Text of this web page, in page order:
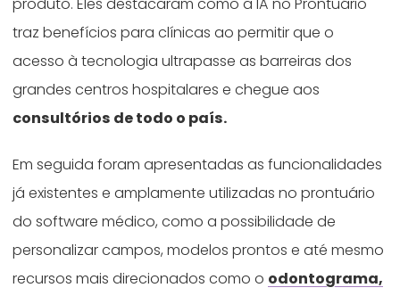
produto. Eles destacaram como a IA no Prontuário
traz benefícios para clínicas ao permitir que o
acesso à tecnologia ultrapasse as barreiras dos
grandes centros hospitalares e chegue aos
consultórios de todo o país.
Em seguida foram apresentadas as funcionalidades
já existentes e amplamente utilizadas no prontuário
do software médico, como a possibilidade de
personalizar campos, modelos prontos e até mesmo
recursos mais direcionados como o odontograma,